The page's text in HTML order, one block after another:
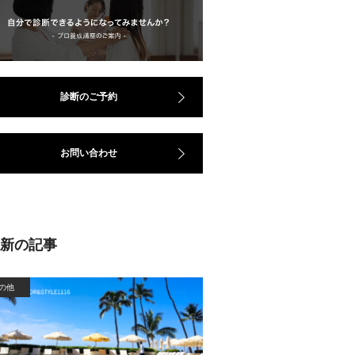
診断のご予約
お問い合わせ
の記事
他